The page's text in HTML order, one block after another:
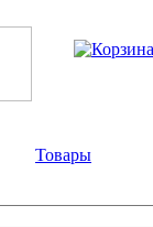
Товары